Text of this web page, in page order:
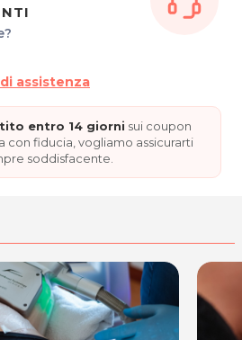
- 19,30
San Stino di Livenza, Veneto,
.
assistenza
entro 14 giorni sui coupon
con fiducia, vogliamo assicurarti
soddisfacente.